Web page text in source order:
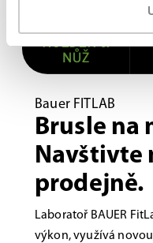
Bauer FITLAB
Brusle na
Navštivte
prodejně.
Laboratoř BAUER
výkon, využívá